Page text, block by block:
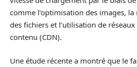
comme l’optimisation des images,
des fichiers et l’utilisation de
contenu (CDN).
Une étude récente a montré que le